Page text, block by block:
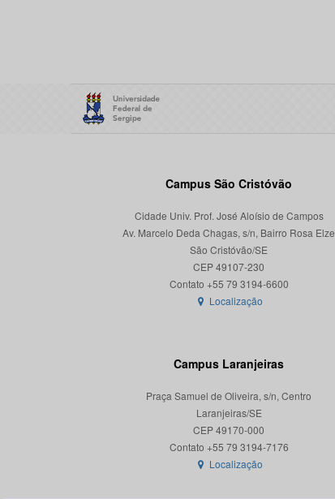
Campus São Cristóvão
Cidade Univ. Prof. José Aloísio de Campos
Av. Marcelo Deda Chagas, s/n, Bairro Rosa Elze
São Cristóvão/SE
CEP 49107-230
Localização
Campus Laranjeiras
Praça Samuel de Oliveira, s/n, Centro
Laranjeiras/SE
CEP 49170-000
Localização